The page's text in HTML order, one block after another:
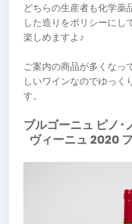
どちらの生産者も化学薬
した造りをポリシーにし
楽しめますよ♪
ご案内の商品が多くなっ
しいワインなのでゆっく
す。
ブルゴーニュ ピノ･
ヴィーニュ 2020